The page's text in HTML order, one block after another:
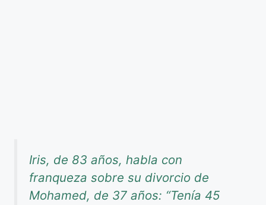
Iris, de 83 años, habla con
franqueza sobre su divorcio de
Mohamed, de 37 años: “Tenía 45